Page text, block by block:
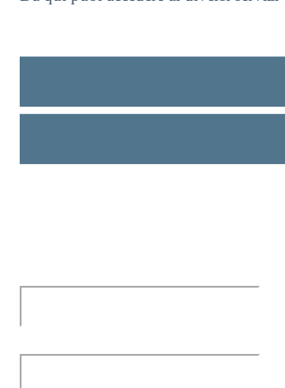
Entra nel sito della scuola con le tue